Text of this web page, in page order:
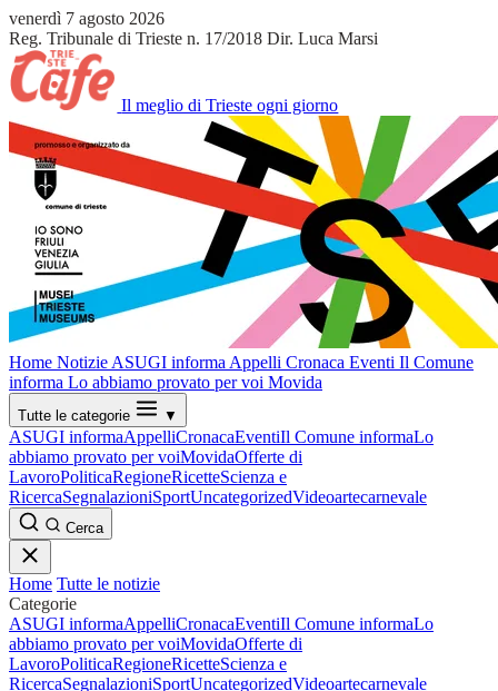
venerdì 7 agosto 2026
Reg. Tribunale di Trieste n. 17/2018 Dir. Luca Marsi
Il meglio di Trieste ogni giorno
Home Notizie ASUGI informa Appelli Cronaca Eventi Il Comune
informa Lo abbiamo provato per voi Movida
Tutte le categorie ▼
ASUGI informaAppelliCronacaEventiIl Comune informaLo
abbiamo provato per voiMovidaOfferte di
LavoroPoliticaRegioneRicetteScienza e
RicercaSegnalazioniSportUncategorizedVideoartecarnevale
Cerca
Home Tutte le notizie
Categorie
ASUGI informaAppelliCronacaEventiIl Comune informaLo
abbiamo provato per voiMovidaOfferte di
LavoroPoliticaRegioneRicetteScienza e
RicercaSegnalazioniSportUncategorizedVideoartecarnevale